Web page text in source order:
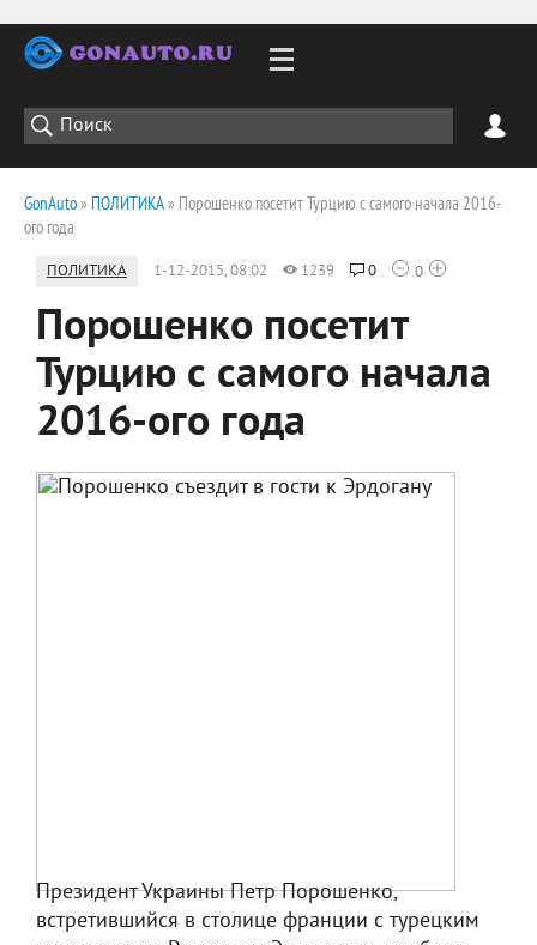
GonAuto» ПОЛИТИКА» Порошенко посетит Турцию с самого начала 2016-
ого года
ПОЛИТИКА 1-12-2015, 08:02 1239 0 0
Порошенко посетит
Турцию с самого начала
2016-ого года
Президент Украины Петр Порошенко,
встретившийся в столице франции с турецким